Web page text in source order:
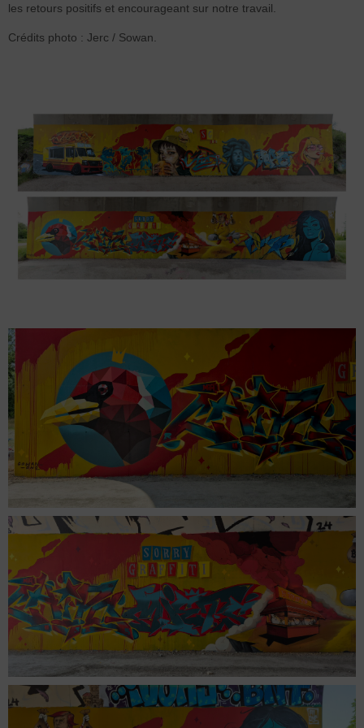
les retours positifs et encourageant sur notre travail.
Crédits photo : Jerc / Sowan.